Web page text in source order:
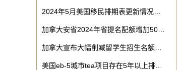
2024年5月美国移民排期表更新情况…
加拿大安省2024年省提名配额增加50…
加拿大宣布大幅削减留学生招生名额…
美国eb-5城市tea项目存在5年以上排…